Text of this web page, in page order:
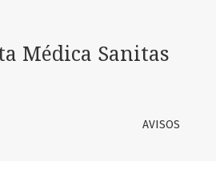
Médica Sanitas
AVISOS